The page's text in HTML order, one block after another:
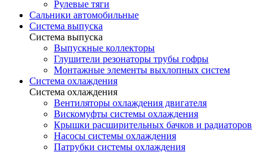
Рулевые тяги
Сальники автомобильные
Система выпуска
Система выпуска
Выпускные коллекторы
Глушители резонаторы трубы гофры
Монтажные элементы выхлопных систем
Система охлаждения
Система охлаждения
Вентиляторы охлаждения двигателя
Вискомуфты системы охлаждения
Крышки расширительных бачков и радиаторов
Насосы системы охлаждения
Патрубки системы охлаждения